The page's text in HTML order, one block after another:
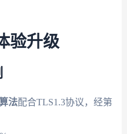
验升级
法配合TLS1.3协议，经第